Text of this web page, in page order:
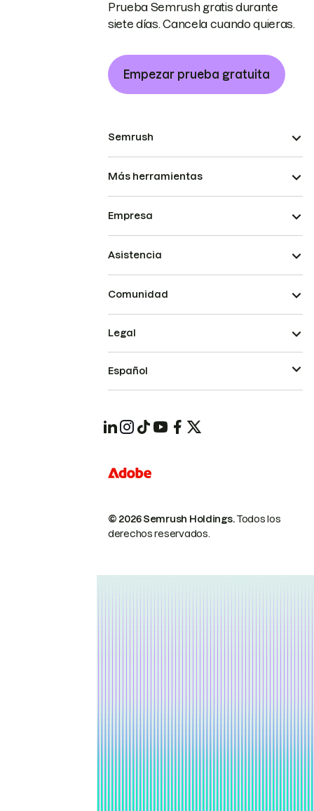
Prueba Semrush gratis durante
siete días. Cancela cuando quieras.
Empezar prueba gratuita
Semrush
Más herramientas
Empresa
Asistencia
Comunidad
© 2026 Semrush Holdings.Todos los
derechos reservados.
Legal
Español